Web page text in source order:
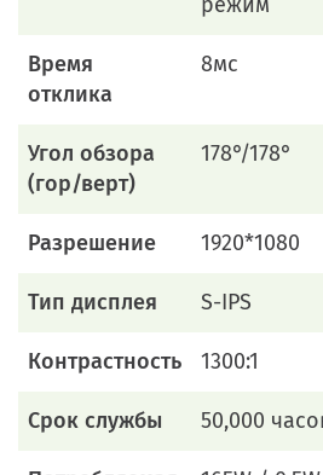
Время
отклика
8мс
Угол обзора
(гор/верт)
178°/178°
Разрешение 1920*1080
Тип дисплея S-IPS
Контрастность 1300:1
Срок службы 50,000